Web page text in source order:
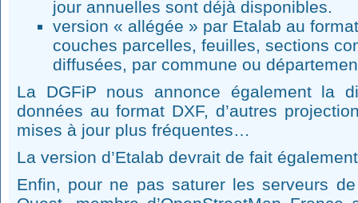
jour annuelles sont déjà disponibles.
version « allégée » par Etalab au
couches parcelles, feuilles, sections
diffusées, par commune ou
La DGFiP nous annonce également la
données au format DXF, d’autres
mises à jour plus fréquentes…
La version d’Etalab devrait de fait
Enfin, pour ne pas saturer les serveurs de